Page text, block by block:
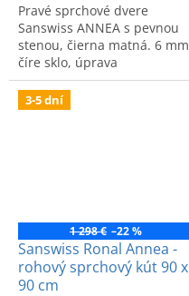
Pravé sprchové dvere
Sanswiss ANNEA s pevnou
stenou, čierna matná. 6 mm
číre sklo, úprava
AQUAPERLE. Rozmer
120x200 cm. Kód:
AN13WD12000607.
3-5 dní
1 298 € –22 %
Sanswiss Ronal Annea -
rohový sprchový kút 90 x
90 cm